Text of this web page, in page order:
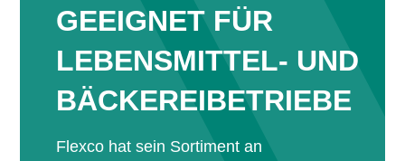
GEEIGNET FÜR
LEBENSMITTEL- UND
BÄCKEREIBETRIEBE
Flexco hat sein Sortiment an